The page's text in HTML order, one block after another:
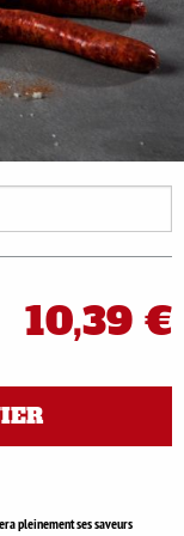
10,39 €
pleinement ses saveurs